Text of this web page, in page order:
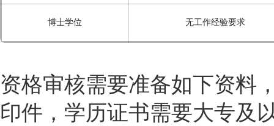
博士学位 无工作经验要求
资格审核需要准备如下资料
印件，学历证书需要大专及